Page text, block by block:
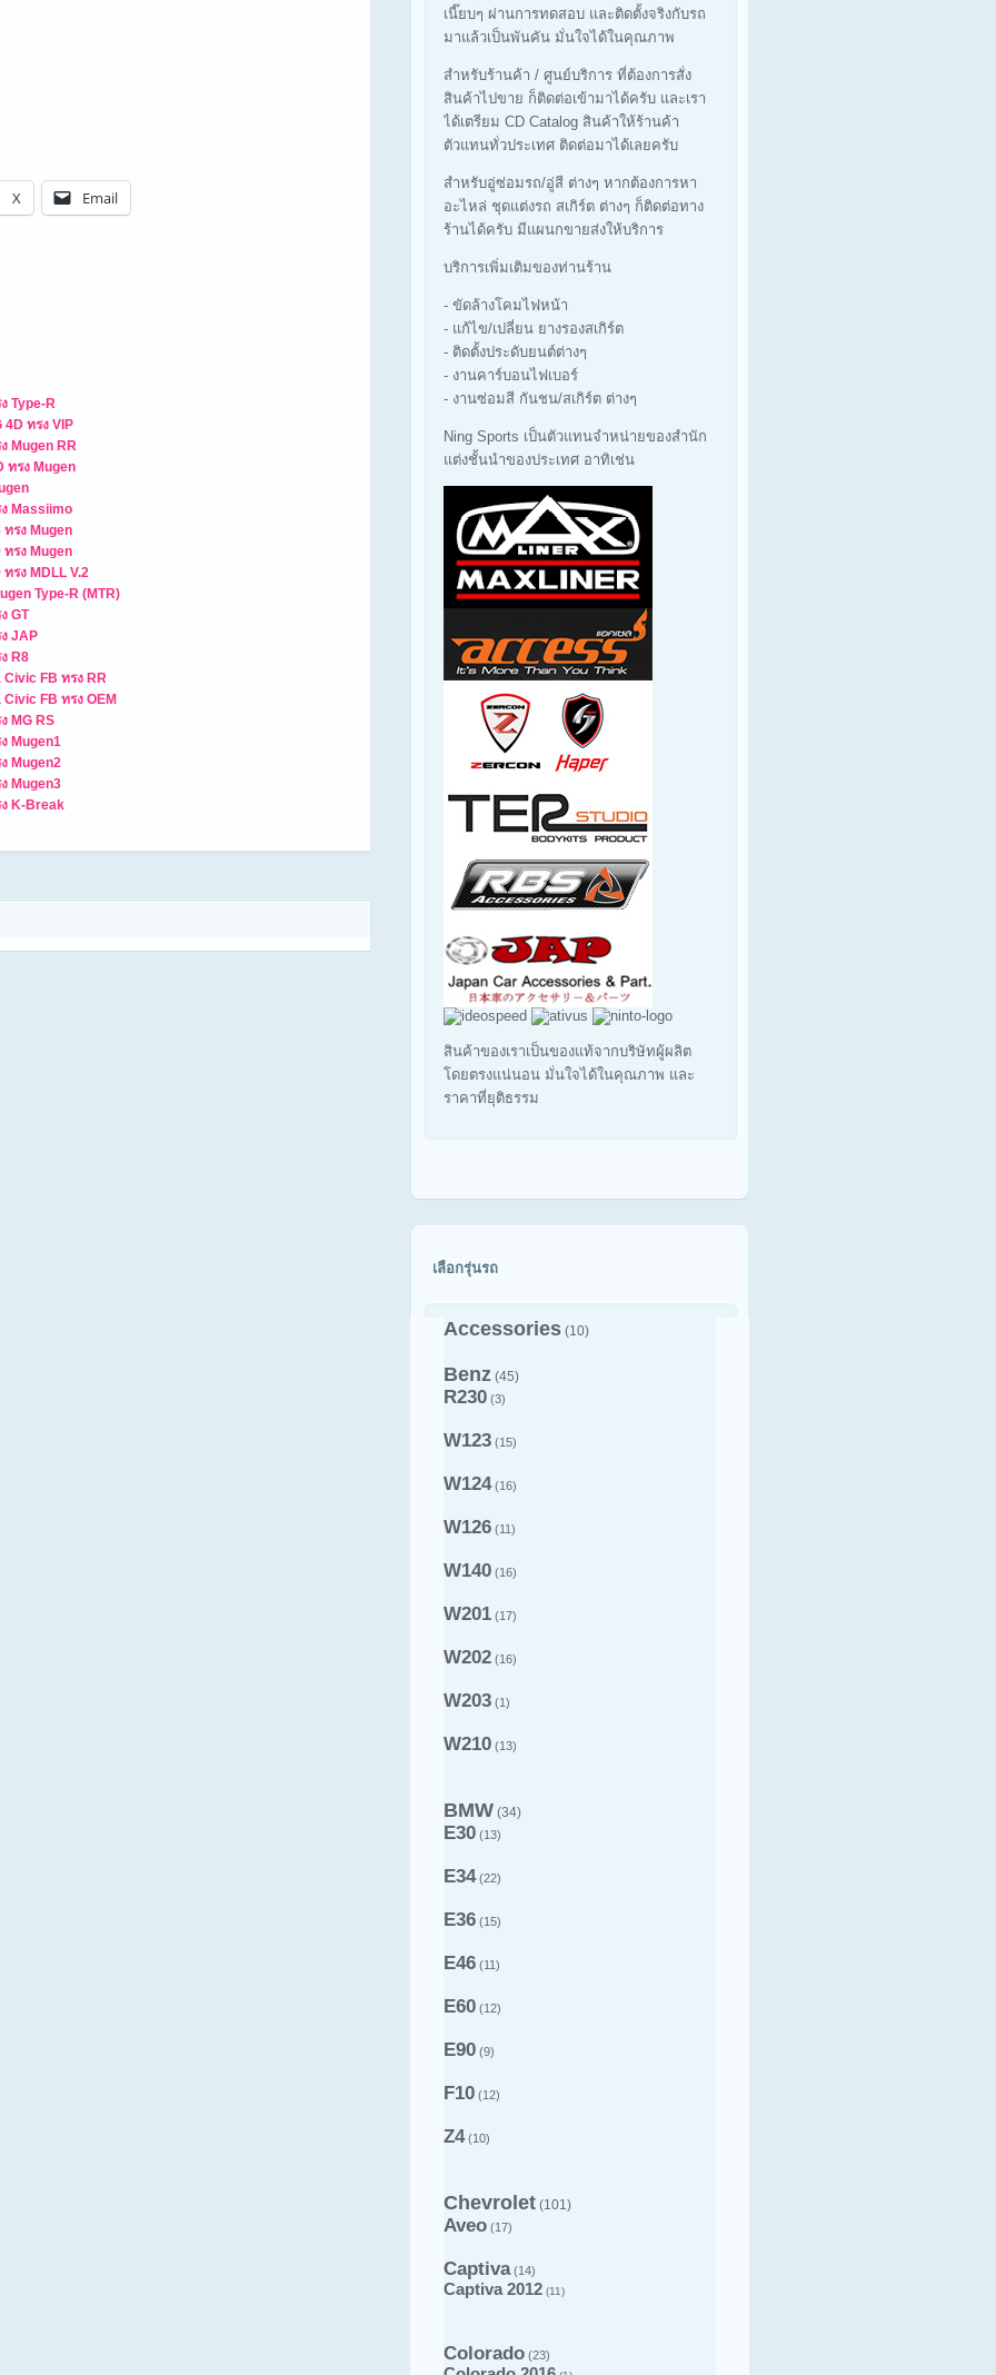
X Email
Type-R
ทรง VIP
Mugen RR
ทรง Mugen
Massiimo
รง Mugen
รง Mugen
รง MDLL V.2
Type-R (MTR)
GT
JAP
R8
Civic FB ทรง RR
FB ทรง OEM
MG RS
Mugen1
Mugen2
Mugen3
K-Break
เนี๊ยบๆ ผ่านการทดสอบ และติดตั้งจริงกับรถ
มาแล้วเป็นพันคัน มั่นใจได้ในคุณภาพ
สำหรับร้านค้า / ศูนย์บริการ ที่ต้องการสั่ง
สินค้าไปขาย ก็ติดต่อเข้ามาได้ครับ และเรา
ได้เตรียม CD Catalog สินค้าให้ร้านค้า
ตัวแทนทั่วประเทศ ติดต่อมาได้เลยครับ
สำหรับอู่ซ่อมรถ/อู่สี ต่างๆ หากต้องการหา
อะไหล่ ชุดแต่งรถ สเกิร์ต ต่างๆ ก็ติดต่อทาง
ร้านได้ครับ มีแผนกขายส่งให้บริการ
บริการเพิ่มเติมของท่านร้าน
- ขัดล้างโคมไฟหน้า
- แก้ไข/เปลี่ยน ยางรองสเกิร์ต
- ติดตั้งประดับยนต์ต่างๆ
- งานคาร์บอนไฟเบอร์
- งานซ่อมสี กันชน/สเกิร์ต ต่างๆ
Ning Sports เป็นตัวแทนจำหน่ายของสำนัก
แต่งชั้นนำของประเทศ อาทิเช่น
สินค้าของเราเป็นของแท้จากบริษัทผู้ผลิต
โดยตรงแน่นอน มั่นใจได้ในคุณภาพ และ
ราคาที่ยุติธรรม
เลือกรุ่นรถ
Accessories (10)
Benz (45)
R230 (3)
W123 (15)
W124(16)
W126 (11)
W140 (16)
W201 (17)
W202 (16)
W203 (1)
W210 (13)
BMW (34)
E30 (13)
E34(22)
E36 (15)
E46 (11)
E60 (12)
E90 (9)
F10 (12)
Z4(10)
Chevrolet (101)
Aveo (17)
Captiva(14)
Captiva 2012 (11)
Colorado (23)